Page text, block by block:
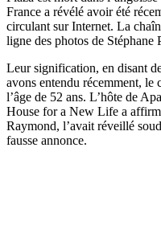
France a révélé avoir été
circulant sur Internet. La
ligne des photos de
Leur signification, en disant
avons entendu récemment, le
l’âge de 52 ans. L’hôte de
House for a New Life a
Raymond, l’avait réveillé
fausse annonce.